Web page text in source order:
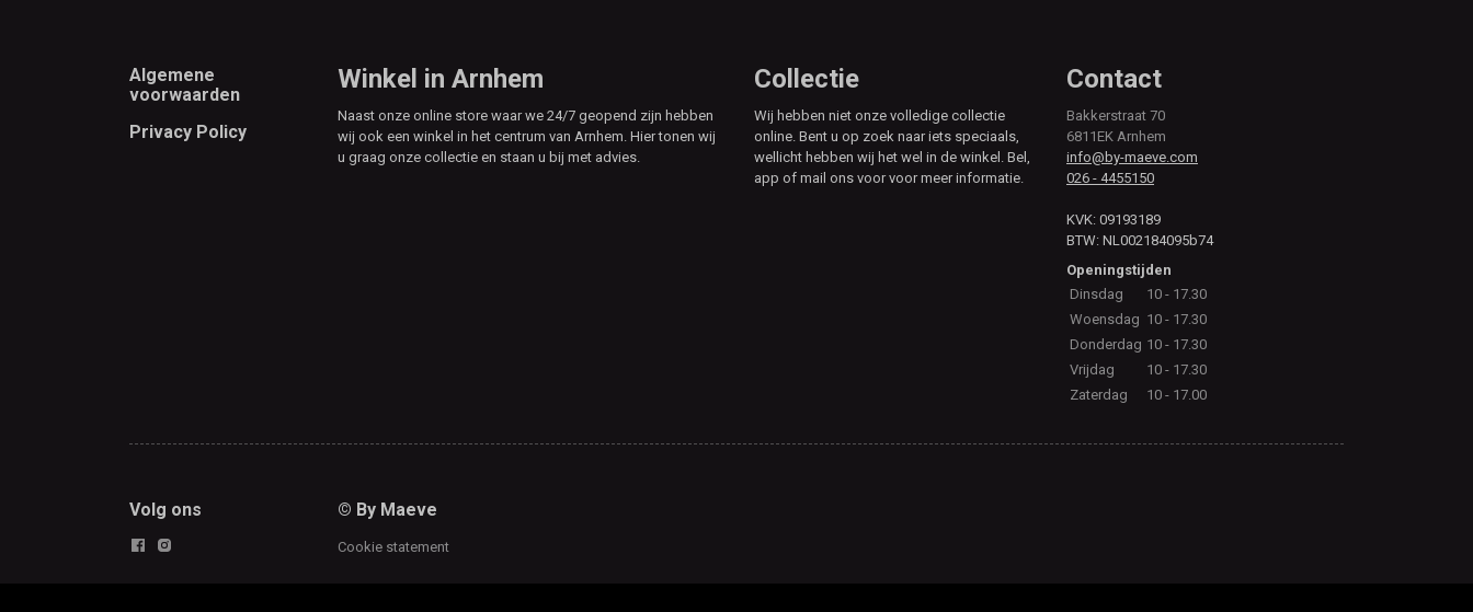
Footer
Algemene
voorwaarden
Privacy Policy
Winkel in Arnhem
Naast onze online store waar we 24/7 geopend zijn hebben
wij ook een winkel in het centrum van Arnhem. Hier tonen wij
u graag onze collectie en staan u bij met advies.
Collectie
Wij hebben niet onze volledige collectie
online. Bent u op zoek naar iets speciaals,
wellicht hebben wij het wel in de winkel. Bel,
app of mail ons voor voor meer informatie.
Contact
Bakkerstraat 70
6811EK Arnhem
info@by-maeve.com
026 - 4455150
KVK: 09193189
BTW: NL002184095b74
Openingstijden
Dinsdag
10 - 17.30
Woensdag 10 - 17.30
Donderdag 10 - 17.30
Vrijdag
10 - 17.30
Zaterdag
10 - 17.00
Volg ons © By Maeve
Cookie statement